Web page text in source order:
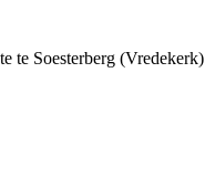
te Soesterberg (Vredekerk)